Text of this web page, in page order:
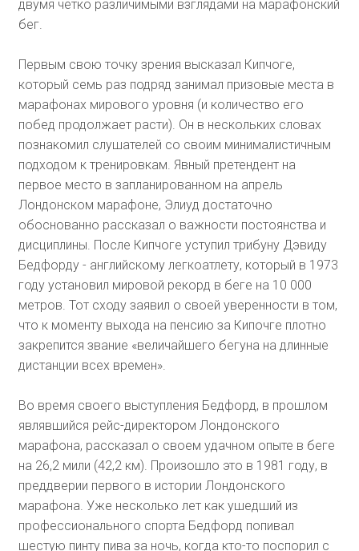
двумя четко различимыми взглядами на марафонский
бег.
Первым свою точку зрения высказал Кипчоге,
который семь раз подряд занимал призовые места в
марафонах мирового уровня (и количество его
побед продолжает расти). Он в нескольких словах
познакомил слушателей со своим минималистичным
подходом к тренировкам. Явный претендент на
первое место в запланированном на апрель
Лондонском марафоне, Элиуд достаточно
обоснованно рассказал о важности постоянства и
дисциплины. После Кипчоге уступил трибуну Дэвиду
Бедфорду - английскому легкоатлету, который в 1973
году установил мировой рекорд в беге на 10 000
метров. Тот сходу заявил о своей уверенности в том,
что к моменту выхода на пенсию за Кипочге плотно
закрепится звание «величайшего бегуна на длинные
дистанции всех времен».
Во время своего выступления Бедфорд, в прошлом
являвшийся рейс-директором Лондонского
марафона, рассказал о своем удачном опыте в беге
на 26,2 мили (42,2 км). Произошло это в 1981 году, в
преддверии первого в истории Лондонского
марафона. Уже несколько лет как ушедший из
профессионального спорта Бедфорд попивал
шестую пинту пива за ночь, когда кто-то поспорил с